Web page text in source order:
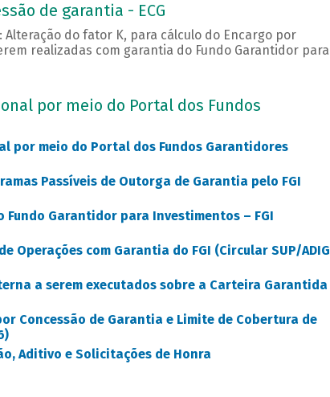
de garantia - ECG
Alteração do fator K, para cálculo do Encargo por
realizadas com garantia do Fundo Garantidor para
por meio do Portal dos Fundos
por meio do Portal dos Fundos Garantidores
Passíveis de Outorga de Garantia pelo FGI
Garantidor para Investimentos – FGI
com Garantia do FGI (Circular SUP/ADIG
a serem executados sobre a Carteira Garantida
Concessão de Garantia e Limite de Cobertura de
Aditivo e Solicitações de Honra